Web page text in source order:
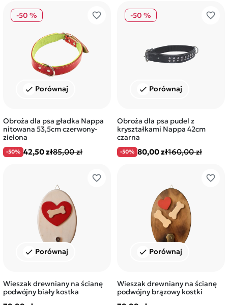
favorite_border
check Porównaj
-50 %
Obroża dla psa gładka Nappa
nitowana 53,5cm czerwony-
zielona
-50% 42,50 zł85,00 zł
favorite_border
check Porównaj
-50 %
Obroża dla psa pudel z
kryształkami Nappa 42cm
czarna
-50% 80,00 zł160,00 zł
favorite_border
check Porównaj
Wieszak drewniany na ścianę
podwójny biały kostka
favorite_border
check Porównaj
Wieszak drewniany na ścianę
podwójny brązowy kostki